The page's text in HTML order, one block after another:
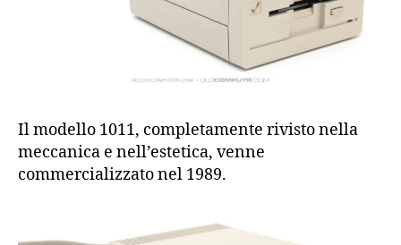
Il modello 1011, completamente rivisto nella
meccanica e nell’estetica, venne
commercializzato nel 1989.